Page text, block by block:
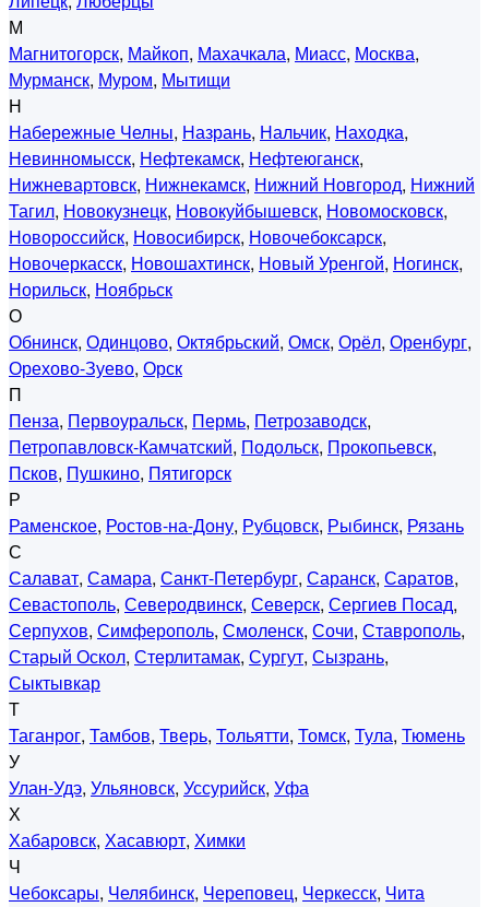
М
Магнитогорск, Майкоп, Махачкала, Миасс, Москва,
Мурманск, Муром, Мытищи
Н
Набережные Челны, Назрань, Нальчик, Находка,
Невинномысск, Нефтекамск, Нефтеюганск,
Нижневартовск, Нижнекамск, Нижний Новгород, Нижний
Тагил, Новокузнецк, Новокуйбышевск, Новомосковск,
Новороссийск, Новосибирск, Новочебоксарск,
Новочеркасск, Новошахтинск, Новый Уренгой, Ногинск,
Норильск, Ноябрьск
О
Обнинск, Одинцово, Октябрьский, Омск, Орёл, Оренбург,
Орехово-Зуево, Орск
П
Пенза, Первоуральск, Пермь, Петрозаводск,
Петропавловск-Камчатский, Подольск, Прокопьевск,
Псков, Пушкино, Пятигорск
Р
Раменское, Ростов-на-Дону, Рубцовск, Рыбинск, Рязань
С
Салават, Самара, Санкт-Петербург, Саранск, Саратов,
Севастополь, Северодвинск, Северск, Сергиев Посад,
Серпухов, Симферополь, Смоленск, Сочи, Ставрополь,
Старый Оскол, Стерлитамак, Сургут, Сызрань,
Сыктывкар
Т
Таганрог, Тамбов, Тверь, Тольятти, Томск, Тула, Тюмень
У
Улан-Удэ, Ульяновск, Уссурийск, Уфа
Х
Хабаровск, Хасавюрт, Химки
Ч
Чебоксары, Челябинск, Череповец, Черкесск, Чита